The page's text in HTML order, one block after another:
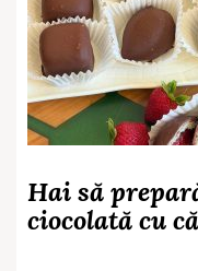
Hai să
ciocolată cu